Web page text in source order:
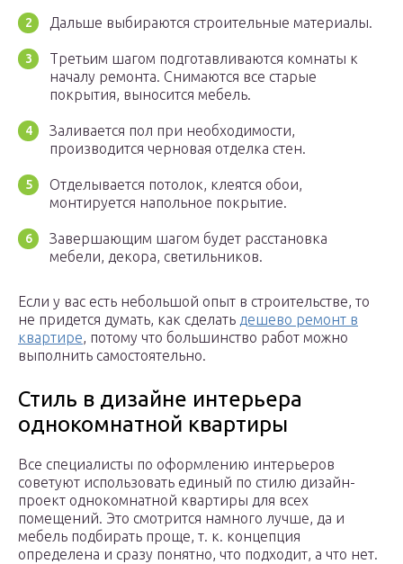
Дальше выбираются строительные материалы.
Третьим шагом подготавливаются комнаты к
началу ремонта. Снимаются все старые
покрытия, выносится мебель.
Заливается пол при необходимости,
производится черновая отделка стен.
Отделывается потолок, клеятся обои,
монтируется напольное покрытие.
Завершающим шагом будет расстановка
мебели, декора, светильников.
Если у вас есть небольшой опыт в строительстве, то
не придется думать, как сделать дешево ремонт в
квартире, потому что большинство работ можно
выполнить самостоятельно.
Стиль в дизайне интерьера
однокомнатной квартиры
Все специалисты по оформлению интерьеров
советуют использовать единый по стилю дизайн-
проект однокомнатной квартиры для всех
помещений. Это смотрится намного лучше, да и
мебель подбирать проще, т. к. концепция
определена и сразу понятно, что подходит, а что нет.